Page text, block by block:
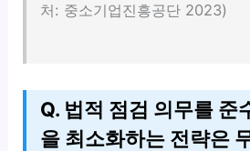
처: 중소기업진흥공단 2023)
Q. 법적 점검 의무를 준
을 최소화하는 전략은